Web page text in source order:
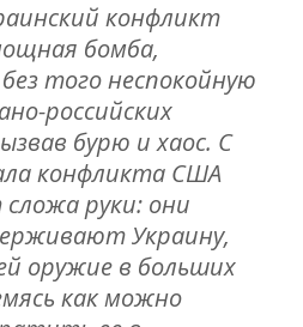
конфликт
бомба,
того неспокойную
российских
бурю и хаос. С
конфликта США
руки: они
Украину,
оружие в больших
как можно